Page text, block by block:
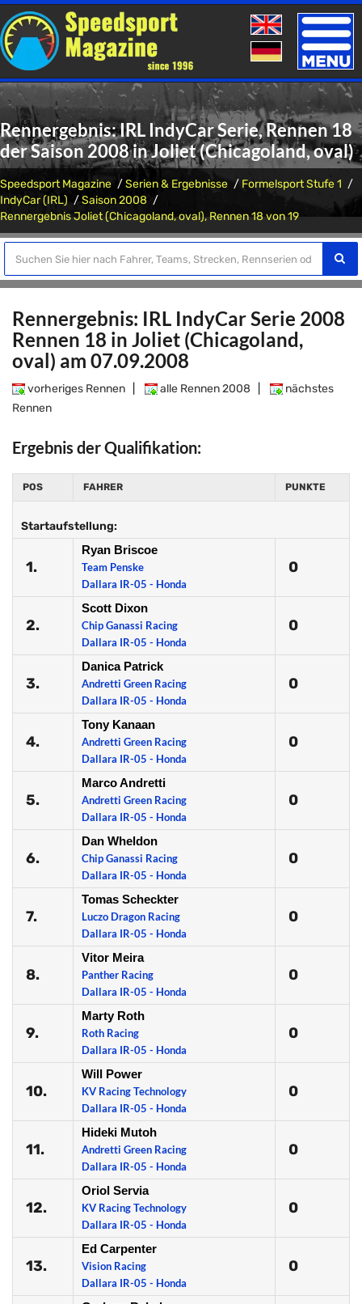
Toggle
Rennergebnis: IRL IndyCar Serie, Rennen 18
der Saison 2008 in Joliet (Chicagoland, oval)
Speedsport Magazine Serien & Ergebnisse
Formelsport Stufe 1
IndyCar (IRL)
Saison 2008
Rennergebnis Joliet (Chicagoland, oval), Rennen 18 von 19
Rennergebnis: IRL IndyCar Serie 2008
Rennen 18 in Joliet (Chicagoland,
oval) am 07.09.2008
vorheriges Rennen alle Rennen 2008
nächstes
Rennen
Ergebnis der Qualifikation:
POS FAHRER PUNKTE
Startaufstellung:
1.
Ryan Briscoe
Team Penske
Dallara IR-05 - Honda
0
2.
Scott Dixon
Chip Ganassi Racing
Dallara IR-05 - Honda
0
3.
Danica Patrick
Andretti Green Racing
Dallara IR-05 - Honda
0
4.
Tony Kanaan
Andretti Green Racing
Dallara IR-05 - Honda
0
5.
Marco Andretti
Andretti Green Racing
Dallara IR-05 - Honda
0
6.
Dan Wheldon
Chip Ganassi Racing
Dallara IR-05 - Honda
0
7.
Tomas Scheckter
Luczo Dragon Racing
Dallara IR-05 - Honda
0
8.
Vitor Meira
Panther Racing
Dallara IR-05 - Honda
0
9.
Marty Roth
Roth Racing
Dallara IR-05 - Honda
0
10.
Will Power
KV Racing Technology
Dallara IR-05 - Honda
0
11.
Hideki Mutoh
Andretti Green Racing
Dallara IR-05 - Honda
0
12.
Oriol Servia
KV Racing Technology
Dallara IR-05 - Honda
0
13.
Ed Carpenter
Vision Racing
Dallara IR-05 - Honda
0